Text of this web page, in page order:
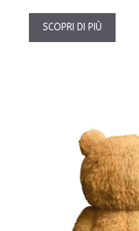
SCOPRI DI PIÙ